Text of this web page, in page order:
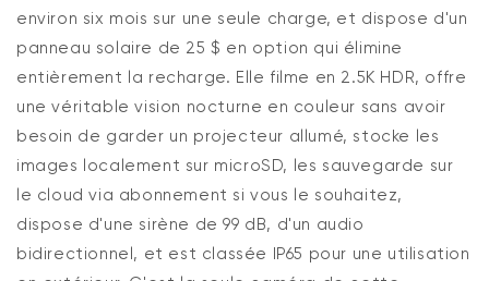
environ six mois sur une seule charge, et dispose d'un
panneau solaire de 25 $ en option qui élimine
entièrement la recharge. Elle filme en 2.5K HDR, offre
une véritable vision nocturne en couleur sans avoir
besoin de garder un projecteur allumé, stocke les
images localement sur microSD, les sauvegarde sur
le cloud via abonnement si vous le souhaitez,
dispose d'une sirène de 99 dB, d'un audio
bidirectionnel, et est classée IP65 pour une utilisation